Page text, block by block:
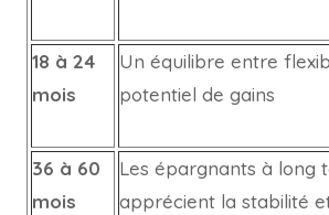
18 à 24
mois
Un équilibre entre
potentiel de gains
36 à 60
mois
Les épargnants à long
apprécient la stabilité